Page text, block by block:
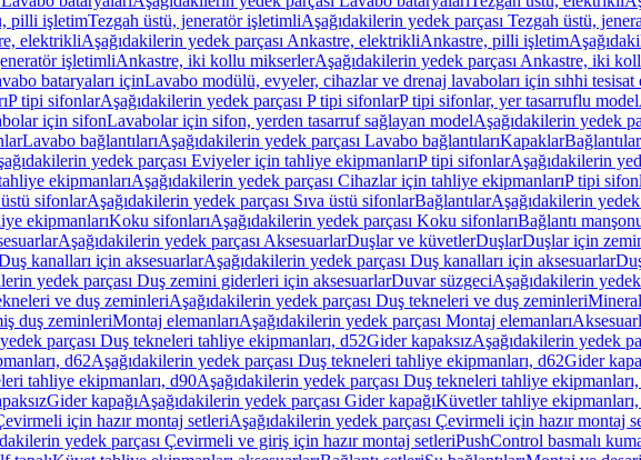
pilli işletimTezgah üstü, jeneratör işletimliAşağıdakilerin yedek parçası Tezgah üstü,
elektrikliAşağıdakilerin yedek parçası Ankastre, elektrikliAnkastre, pilli işletim
işletimliAnkastre, iki kollu mikserlerAşağıdakilerin yedek parçası Ankastre, iki
bataryaları içinLavabo modülü, evyeler, cihazlar ve drenaj lavaboları için sıhhi tesisat
P tipi sifonlarAşağıdakilerin yedek parçası P tipi sifonlarP tipi sifonlar, yer tasarruflu model
için sifonLavabolar için sifon, yerden tasarruf sağlayan modelAşağıdakilerin yedek
Lavabo bağlantılarıAşağıdakilerin yedek parçası Lavabo bağlantılarıKapaklarBağlantılar
yedek parçası Eviyeler için tahliye ekipmanlarıP tipi sifonlarAşağıdakilerin
ekipmanlarıAşağıdakilerin yedek parçası Cihazlar için tahliye ekipmanlarıP tipi
üstü sifonlarAşağıdakilerin yedek parçası Sıva üstü sifonlarBağlantılarAşağıdakilerin
ekipmanlarıKoku sifonlarıAşağıdakilerin yedek parçası Koku sifonlarıBağlantı
Aşağıdakilerin yedek parçası AksesuarlarDuşlar ve küvetlerDuşlarDuşlar için
kanalları için aksesuarlarAşağıdakilerin yedek parçası Duş kanalları için aksesuarlar
yedek parçası Duş zemini giderleri için aksesuarlarDuvar süzgeciAşağıdakilerin
ve duş zeminleriAşağıdakilerin yedek parçası Duş tekneleri ve duş zeminleri
duş zeminleriMontaj elemanlarıAşağıdakilerin yedek parçası Montaj elemanları
parçası Duş tekneleri tahliye ekipmanları, d52Gider kapaksızAşağıdakilerin yedek
d62Aşağıdakilerin yedek parçası Duş tekneleri tahliye ekipmanları, d62Gider
tahliye ekipmanları, d90Aşağıdakilerin yedek parçası Duş tekneleri tahliye
Gider kapağıAşağıdakilerin yedek parçası Gider kapağıKüvetler tahliye
için hazır montaj setleriAşağıdakilerin yedek parçası Çevirmeli için hazır montaj
yedek parçası Çevirmeli ve giriş için hazır montaj setleriPushControl basmalı